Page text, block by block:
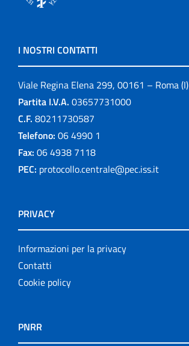
I NOSTRI CONTATTI
Viale Regina Elena 299, 00161 – Roma (I)
Partita I.V.A. 03657731000
C.F. 80211730587
Telefono: 06 4990 1
Fax: 06 4938 7118
PEC: protocollo.centrale@pec.iss.it
PRIVACY
Informazioni per la privacy
Contatti
Cookie policy
PNRR